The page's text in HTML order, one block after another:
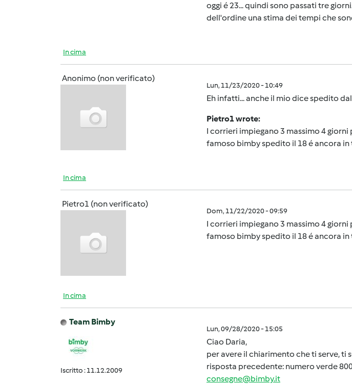
oggi é 23... quindi sono passati tre
dell'ordine una stima dei tempi che
In cima
Anonimo (non verificato)
Lun, 11/23/2020 - 10:49
Eh infatti... anche il mio dice spedito
Pietro1 wrote:
I corrieri impiegano 3 massimo 4
famoso bimby spedito il 18 é ancora
In cima
Pietro1 (non verificato)
Dom, 11/22/2020 - 09:59
I corrieri impiegano 3 massimo 4
famoso bimby spedito il 18 é ancora
In cima
Team Bimby
Iscritto : 11.12.2009
Lun, 09/28/2020 - 15:05
Ciao Daria,
per avere il chiarimento che ti serve, ti
risposta precedente: numero verde
consegne@bimby.it